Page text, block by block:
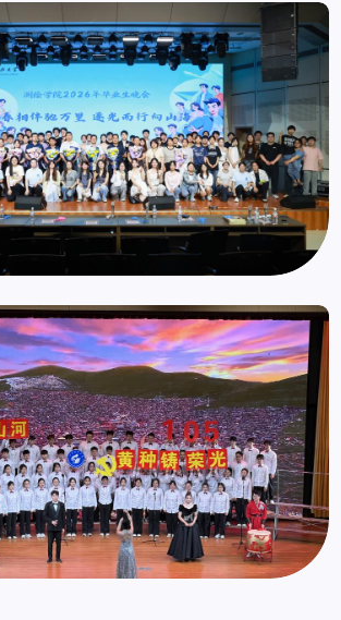
协会举办2026届毕业生经验分享
里，逐光而行向山海——测绘学
生晚会圆满落幕
学期学生工作总结暨暑期工作部
“安全文明宿舍·携手共筑平安校
海报征集活动
协会顺利完成换届选举工作
收看2026空间智能技术大会
科瑞升信息科技有限公司开展暑
研
第六届山东省青年志愿服务项目
绩
所向，拓路开疆
壑行有疆，眼有光芒步有向